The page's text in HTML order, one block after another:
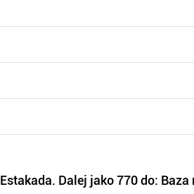
Dalej jako 770 do: